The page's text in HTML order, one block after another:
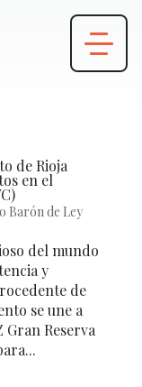
de Rioja
en el
Barón de Ley
del mundo
y
de
se une a
Reserva